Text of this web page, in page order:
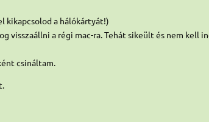
kikapcsolod a hálókártyát!)
visszaállni a régi mac-ra. Tehát sikeült és nem kell
csináltam.